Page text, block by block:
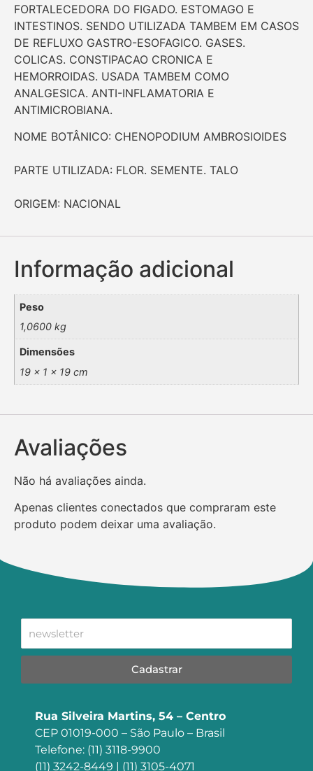
FORTALECEDORA DO FIGADO. ESTOMAGO E
INTESTINOS. SENDO UTILIZADA TAMBEM EM CASOS
DE REFLUXO GASTRO-ESOFAGICO. GASES.
COLICAS. CONSTIPACAO CRONICA E
HEMORROIDAS. USADA TAMBEM COMO
ANALGESICA. ANTI-INFLAMATORIA E
ANTIMICROBIANA.
NOME BOTÂNICO: CHENOPODIUM AMBROSIOIDES
PARTE UTILIZADA: FLOR. SEMENTE. TALO
ORIGEM: NACIONAL
Informação adicional
Peso
1,0600 kg
Dimensões
19 × 1 × 19 cm
Avaliações
Não há avaliações ainda.
Apenas clientes conectados que compraram este
produto podem deixar uma avaliação.
Cadastrar
Rua Silveira Martins, 54 – Centro
CEP 01019-000 – São Paulo – Brasil
Telefone: (11) 3118-9900
(11) 3242-8449 | (11) 3105-4071